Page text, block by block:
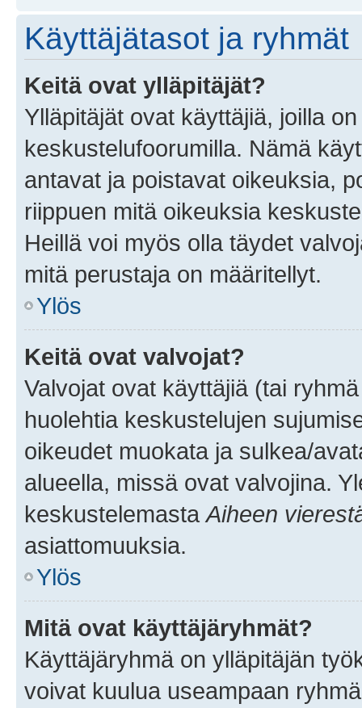
Käyttäjätasot ja ryhmät
Keitä ovat ylläpitäjät?
Ylläpitäjät ovat käyttäjiä, joilla
keskustelufoorumilla. Nämä
antavat ja poistavat oikeuksia,
riippuen mitä oikeuksia
Heillä voi myös olla täydet
mitä perustaja on määritellyt.
Ylös
Keitä ovat valvojat?
Valvojat ovat käyttäjiä (tai
huolehtia keskustelujen
oikeudet muokata ja sulkea/
alueella, missä ovat valvojina.
keskustelemasta Aiheen
asiattomuuksia.
Ylös
Mitä ovat käyttäjäryhmät?
Käyttäjäryhmä on ylläpitäjän
voivat kuulua useampaan